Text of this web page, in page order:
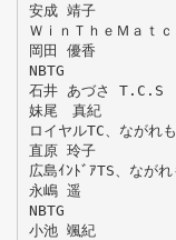
安成 靖子
ＷｉｎＴｈｅＭａｔｃ
岡田 優香
NBTG
石井 あづさ T.C.S
妹尾 真紀
ロイヤルTC、ながれ
直原 玲子
広島ｲﾝﾄﾞｱTS、なが
永嶋 遥
NBTG
小池 颯紀